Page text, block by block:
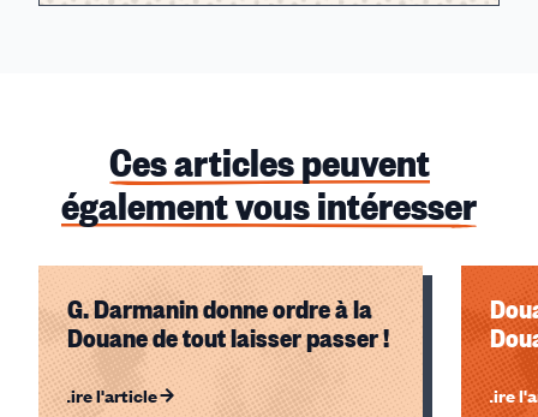
Ces articles peuvent
également vous intéresser
G. Darmanin donne ordre à la
Douane de tout laisser passer !
Lire l'article Lire